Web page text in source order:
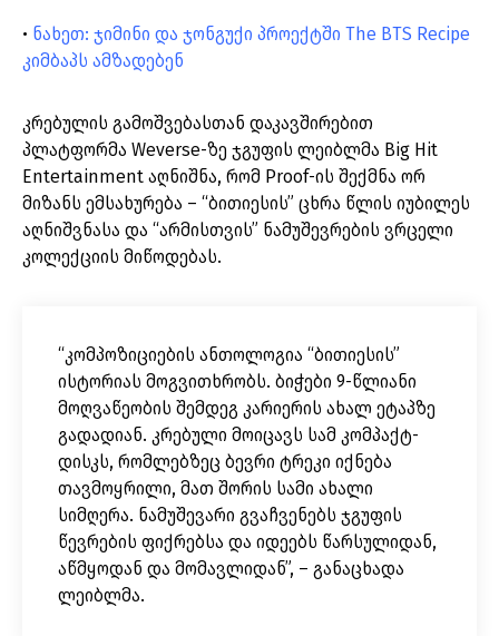
• ნახეთ: ჯიმინი და ჯონგუქი პროექტში The BTS Recipe
კიმბაპს ამზადებენ
კრებულის გამოშვებასთან დაკავშირებით
პლატფორმა Weverse-ზე ჯგუფის ლეიბლმა Big Hit
Entertainment აღნიშნა, რომ Proof-ის შექმნა ორ
მიზანს ემსახურება – “ბითიესის” ცხრა წლის იუბილეს
აღნიშვნასა და “არმისთვის” ნამუშევრების ვრცელი
კოლექციის მიწოდებას.
“კომპოზიციების ანთოლოგია “ბითიესის”
ისტორიას მოგვითხრობს. ბიჭები 9-წლიანი
მოღვაწეობის შემდეგ კარიერის ახალ ეტაპზე
გადადიან. კრებული მოიცავს სამ კომპაქტ-
დისკს, რომლებზეც ბევრი ტრეკი იქნება
თავმოყრილი, მათ შორის სამი ახალი
სიმღერა. ნამუშევარი გვაჩვენებს ჯგუფის
წევრების ფიქრებსა და იდეებს წარსულიდან,
აწმყოდან და მომავლიდან”, – განაცხადა
ლეიბლმა.